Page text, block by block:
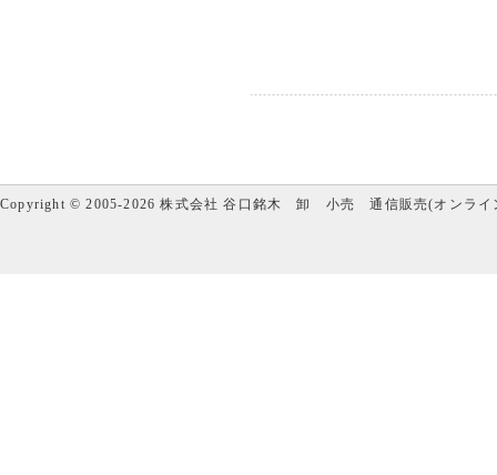
Copyright © 2005-2026 株式会社 谷口銘木 卸 小売 通信販売(オンライ